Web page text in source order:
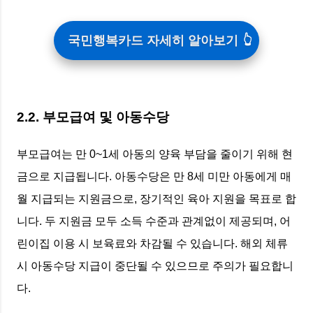
국민행복카드 자세히 알아보기
2.2. 부모급여 및 아동수당
부모급여는 만 0~1세 아동의 양육 부담을 줄이기 위해 현
금으로 지급됩니다. 아동수당은 만 8세 미만 아동에게 매
월 지급되는 지원금으로, 장기적인 육아 지원을 목표로 합
니다. 두 지원금 모두 소득 수준과 관계없이 제공되며, 어
린이집 이용 시 보육료와 차감될 수 있습니다. 해외 체류
시 아동수당 지급이 중단될 수 있으므로 주의가 필요합니
다.